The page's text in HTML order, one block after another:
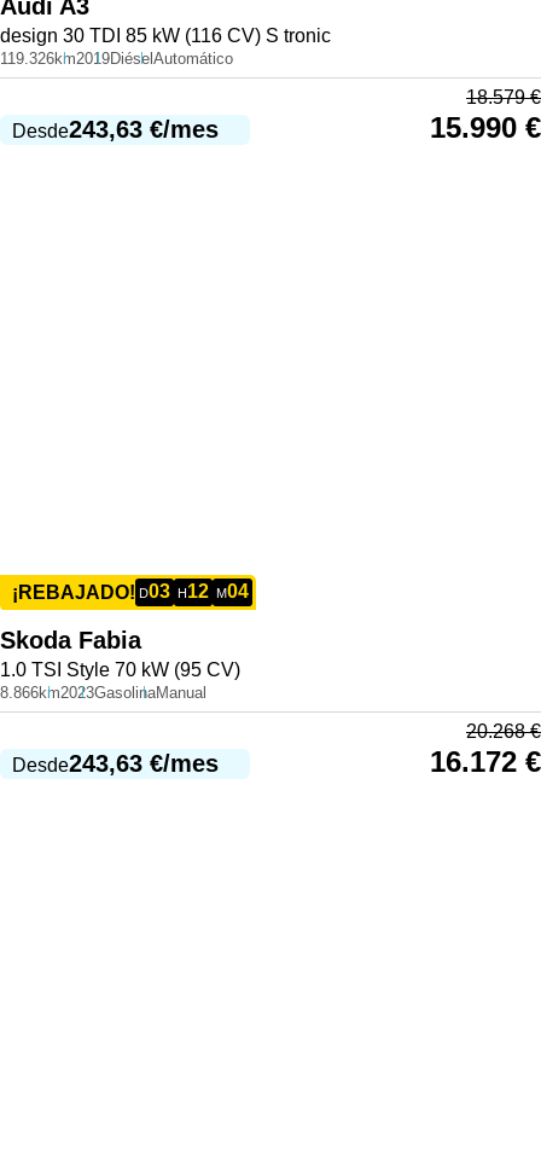
Audi A3
design 30 TDI 85 kW (116 CV) S tronic
119.326km2019Diésel Automático
Desde243,63 €/mes
18.579€
15.990 €
¡REBAJADO! D03 H 12 M04
Skoda Fabia
1.0 TSI Style 70 kW (95 CV)
8.866km2023GasolinaManual
Desde243,63 €/mes
20.268€
16.172 €